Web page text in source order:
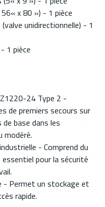
x 80 ») - 1 pièce
unidirectionnelle) - 1
1 pièce
24 Type 2 -
de premiers secours sur
base dans les
modéré.
- Comprend du
pour la sécurité
- Permet un stockage et
rapide.